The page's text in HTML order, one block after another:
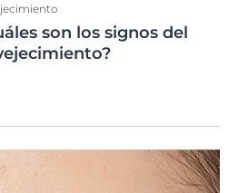
son los signos del